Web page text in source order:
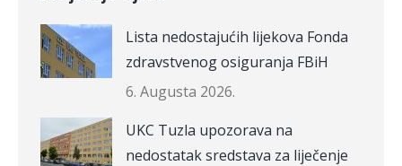
Lista nedostajućih lijekova Fonda
zdravstvenog osiguranja FBiH
6. Augusta 2026.
UKC Tuzla upozorava na
nedostatak sredstava za liječenje